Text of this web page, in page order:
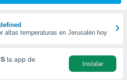
altas temperaturas en Jerusalén hoy
la app de
Instalar